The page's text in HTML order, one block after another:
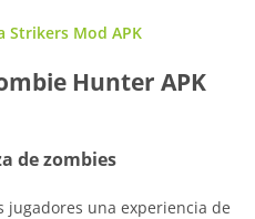
Strikers Mod APK
Hunter APK
de zombies
jugadores una experiencia de